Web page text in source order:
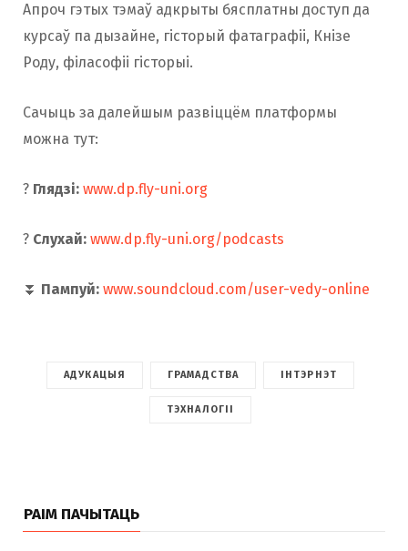
Апроч гэтых тэмаў адкрыты бясплатны доступ да
курсаў па дызайне, гісторый фатаграфіі, Кнізе
Роду, філасофіі гісторыі.
Сачыць за далейшым развіццём платформы
можна тут:
? Глядзі: www.dp.fly-uni.org
? Слухай: www.dp.fly-uni.org/podcasts
⏬ Пампуй: www.soundcloud.com/user-vedy-online
АДУКАЦЫЯ ГРАМАДСТВА ІНТЭРНЭТ
ТЭХНАЛОГІІ
РАІМ ПАЧЫТАЦЬ